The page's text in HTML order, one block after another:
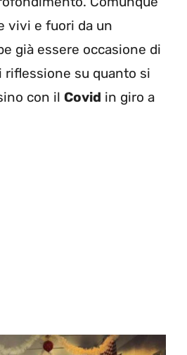
vivi e fuori da un
già essere occasione di
riflessione su quanto si
con il Covid in giro a